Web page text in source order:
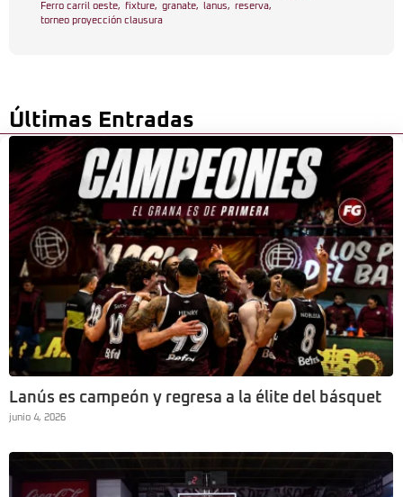
Ferro carril oeste, fixture, granate, lanus, reserva,
torneo proyección clausura
Últimas Entradas
Lanús es campeón y regresa a la élite del básquet
junio 4, 2026